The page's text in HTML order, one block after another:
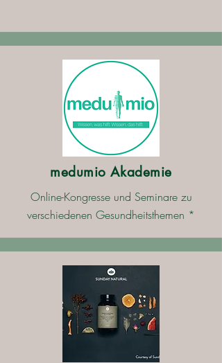
medumio Akademie
Online-Kongresse und Seminare zu
verschiedenen Gesundheitsthemen *